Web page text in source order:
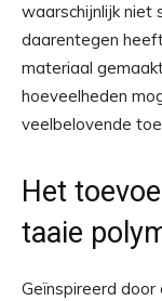
waarschijnlijk niet
daarentegen
materiaal
hoeveelheden
veelbelovende
Het
taaie
Geïnspireerd